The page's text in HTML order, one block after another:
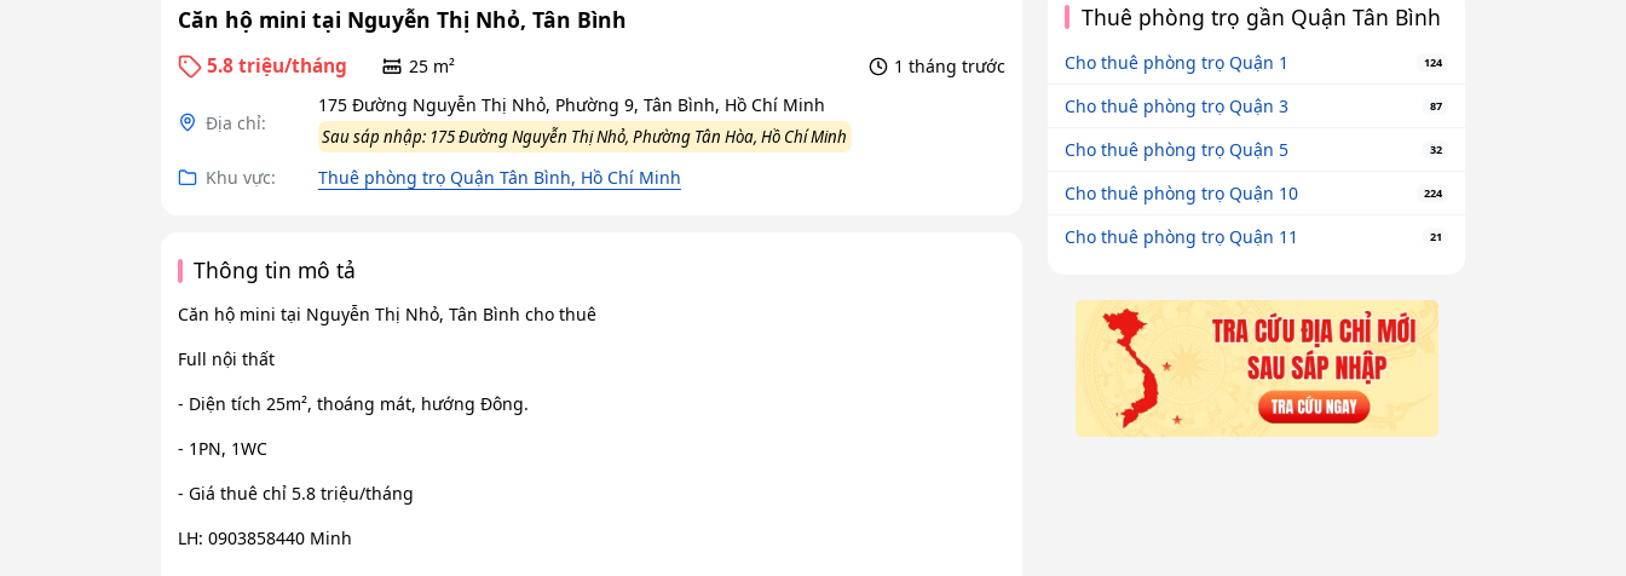
Căn hộ mini tại Nguyễn Thị Nhỏ, Tân Bình
5.8 triệu/tháng 25 m² 1 tháng trước
Địa chỉ:
175 Đường Nguyễn Thị Nhỏ, Phường 9, Tân Bình, Hồ Chí Minh
Sau sáp nhập: 175 Đường Nguyễn Thị Nhỏ, Phường Tân Hòa, Hồ Chí Minh
Khu vực: Thuê phòng trọ Quận Tân Bình, Hồ Chí Minh
Thông tin mô tả
Căn hộ mini tại Nguyễn Thị Nhỏ, Tân Bình cho thuê
Full nội thất
- Diện tích 25m², thoáng mát, hướng Đông.
- 1PN, 1WC
- Giá thuê chỉ 5.8 triệu/tháng
LH: 0903858440 Minh
Thuê phòng trọ gần Quận Tân Bình
Cho thuê phòng trọ Quận 1 124
Cho thuê phòng trọ Quận 3 87
Cho thuê phòng trọ Quận 5 32
Cho thuê phòng trọ Quận 10 224
Cho thuê phòng trọ Quận 11 21